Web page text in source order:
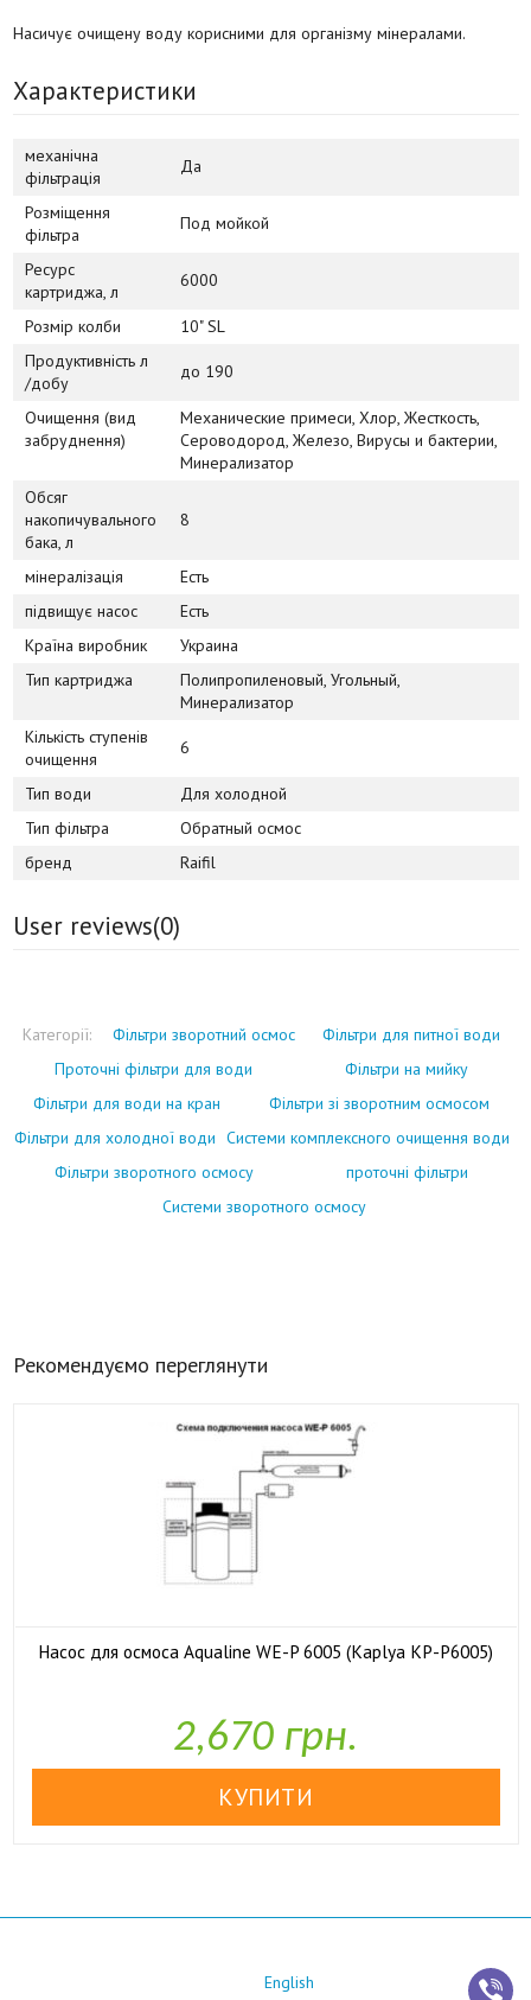
Насичує очищену воду корисними для організму мінералами.
Характеристики
механічна
фільтрація
Да
Розміщення
фільтра
Под мойкой
Ресурс
картриджа, л
6000
Розмір колби
10" SL
Продуктивність л
/добу
до 190
Очищення (вид
забруднення)
Механические примеси, Хлор, Жесткость,
Сероводород, Железо, Вирусы и бактерии,
Минерализатор
Обсяг
накопичувального
бака, л
8
мінералізація
Есть
підвищує насос
Есть
Країна виробник
Украина
Тип картриджа
Полипропиленовый, Угольный,
Минерализатор
Кількість ступенів
очищення
6
Тип води
Для холодной
Тип фільтра
Обратный осмос
бренд
Raifil
User reviews(0)
Категорії: Фільтри зворотний осмос
Фільтри для питної води
Проточні фільтри для води
Фільтри на мийку
Фільтри для води на кран
Фільтри зі зворотним осмосом
Фільтри для холодної води Системи комплексного очищення води
Фільтри зворотного осмосу
проточні фільтри
Системи зворотного осмосу
Рекомендуємо переглянути
Насос для осмоса Aqualine WE-P 6005 (Kaplya KP-P6005)
2,670 грн.
English